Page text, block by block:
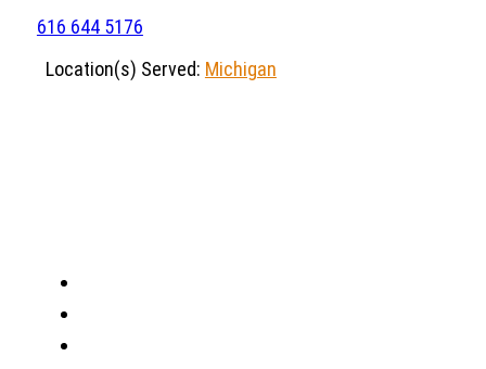
616 644 5176
Location(s) Served: Michigan